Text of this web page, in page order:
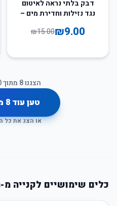
דבק בלתי נראה לאיטום
נגד נזילות וחדירת מים –
משטח
₪9.00
₪15.00
הצגנו8 מתוך
טען עוד8
או הצג את כל
כלים שימושיים לקנייה מ-AliExpress